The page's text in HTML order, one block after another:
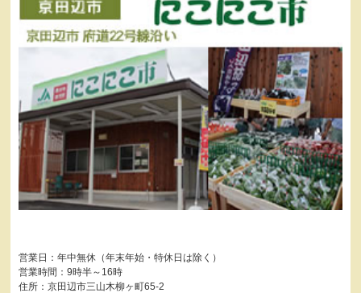
営業日：年中無休（年末年始・特休日は除く）
営業時間：9時半～16時
住所：京田辺市三山木柳ヶ町65-2